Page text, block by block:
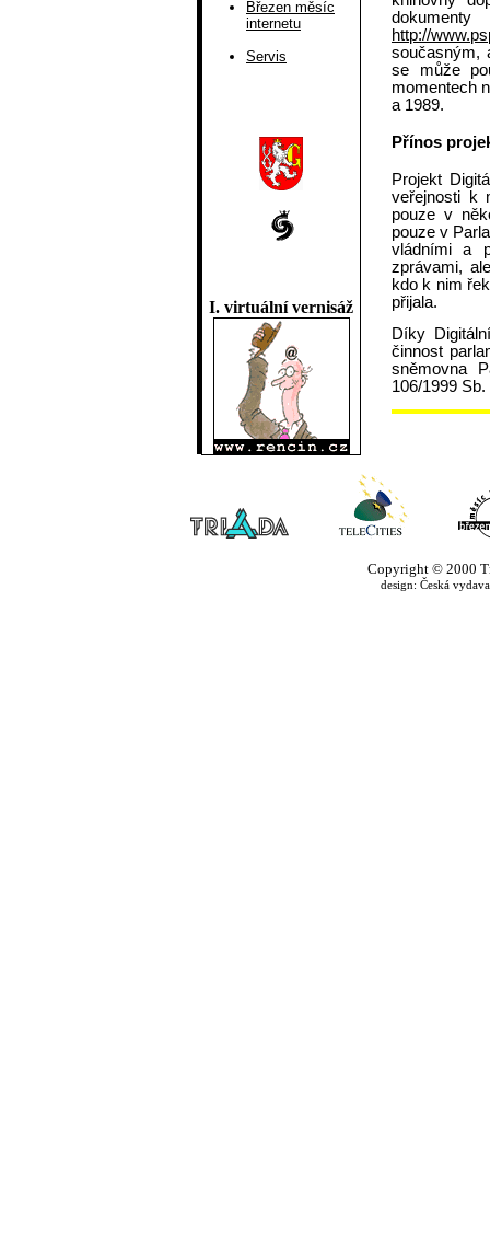
Březen měsíc
internetu
Servis
I. virtuální vernisáž
http://
současným,
se může
momentech
a 1989.
Přínos
Projekt
veřejnosti k
pouze v
pouze v
vládními a
zprávami,
kdo k nim
přijala.
Díky
činnost
sněmovna
106/1999
Copyright © 2000
design: Česká